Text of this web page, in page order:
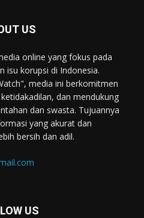
US
online yang fokus pada
isu korupsi di Indonesia.
media ini berkomitmen
dan mendukung
dan swasta. Tujuannya
yang akurat dan
bersih dan adil.
US